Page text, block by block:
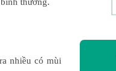
nhiều có mùi